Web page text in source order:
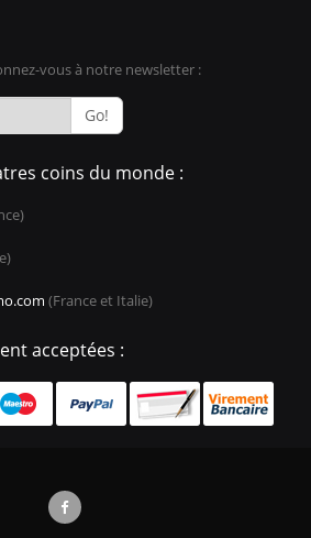
vous à notre newsletter :
Go!
coins du monde :
(France et Italie)
acceptées :